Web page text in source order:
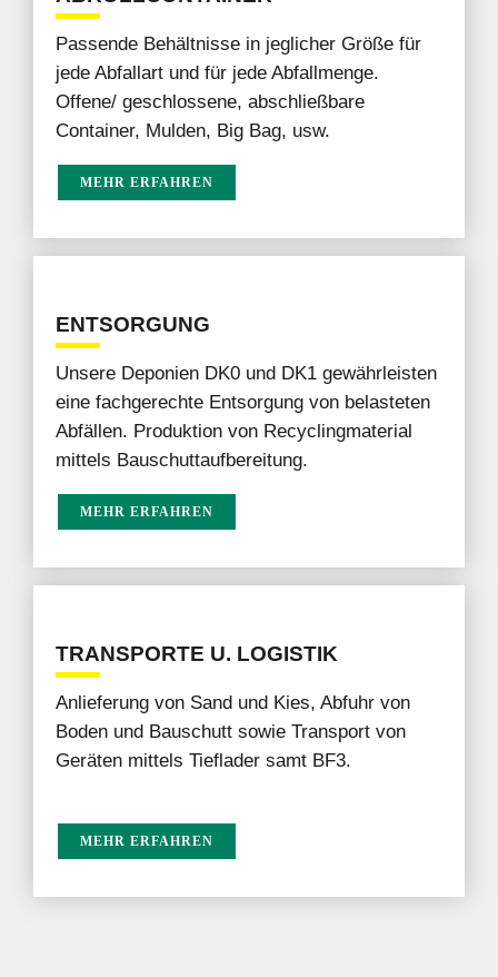
Passende Behältnisse in jeglicher Größe für
jede Abfallart und für jede Abfallmenge.
Offene/ geschlossene, abschließbare
Container, Mulden, Big Bag, usw.
MEHR ERFAHREN
ENTSORGUNG
Unsere Deponien DK0 und DK1 gewährleisten
eine fachgerechte Entsorgung von belasteten
Abfällen. Produktion von Recyclingmaterial
mittels Bauschuttaufbereitung.
MEHR ERFAHREN
TRANSPORTE U. LOGISTIK
Anlieferung von Sand und Kies, Abfuhr von
Boden und Bauschutt sowie Transport von
Geräten mittels Tieflader samt BF3.
MEHR ERFAHREN